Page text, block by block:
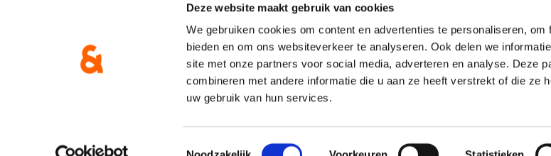
Deze website maakt gebruik van cookies
We gebruiken cookies om content en advertenties te personaliseren,
bieden en om ons websiteverkeer te analyseren. Ook delen we
site met onze partners voor social media, adverteren en analyse. Deze
combineren met andere informatie die u aan ze heeft verstrekt of die ze
uw gebruik van hun services.
Toestemmingsselectie
onze partij doe mee contact